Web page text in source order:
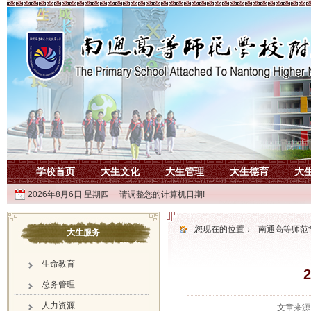
学校首页 大生文化 大生管理 大生德育 大
2026年8月6日 星期四 请调整您的计算机日期!
大生服务
生命教育
总务管理
人力资源
您现在的位置： 南通高等师范
文章来